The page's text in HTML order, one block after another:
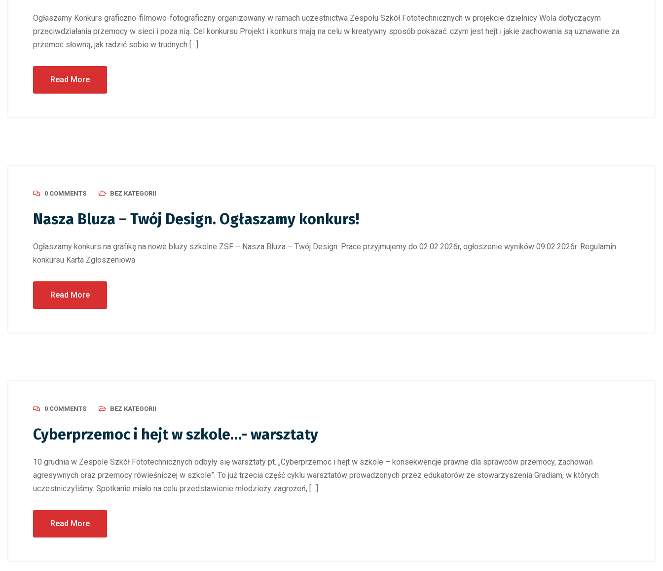
Ogłaszamy Konkurs graficzno-filmowo-fotograficzny organizowany w ramach uczestnictwa Zespołu Szkół Fototechnicznych w projekcie dzielnicy Wola dotyczącym
przeciwdziałania przemocy w sieci i poza nią. Cel konkursu Projekt i konkurs mają na celu w kreatywny sposób pokazać: czym jest hejt i jakie zachowania są uznawane za
przemoc słowną, jak radzić sobie w trudnych […]
Read More
0 COMMENTS BEZ KATEGORII
Nasza Bluza – Twój Design. Ogłaszamy konkurs!
Ogłaszamy konkurs na grafikę na nowe bluzy szkolne ZSF – Nasza Bluza – Twój Design. Prace przyjmujemy do 02.02.2026r, ogłoszenie wyników 09.02.2026r. Regulamin
konkursu Karta Zgłoszeniowa
Read More
0 COMMENTS BEZ KATEGORII
Cyberprzemoc i hejt w szkole…- warsztaty
10 grudnia w Zespole Szkół Fototechnicznych odbyły się warsztaty pt. „Cyberprzemoc i hejt w szkole – konsekwencje prawne dla sprawców przemocy, zachowań
agresywnych oraz przemocy rówieśniczej w szkole”. To już trzecia część cyklu warsztatów prowadzonych przez edukatorów ze stowarzyszenia Gradiam, w których
uczestniczyliśmy. Spotkanie miało na celu przedstawienie młodzieży zagrożeń, […]
Read More